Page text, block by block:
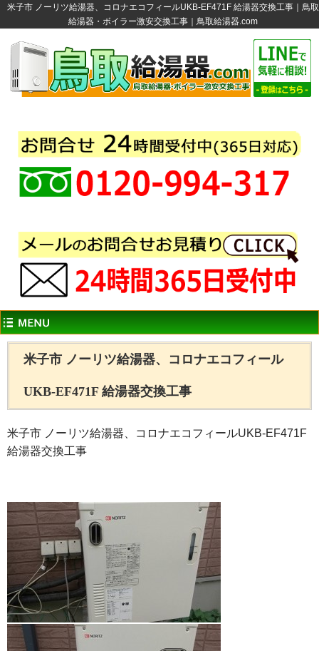
米子市 ノーリツ給湯器、コロナエコフィールUKB-EF471F 給湯器交換工事｜鳥取
給湯器・ボイラー激安交換工事｜鳥取給湯器.com
米子市 ノーリツ給湯器、コロナエコフィール
UKB-EF471F 給湯器交換工事
米子市 ノーリツ給湯器、コロナエコフィールUKB-EF471F
給湯器交換工事